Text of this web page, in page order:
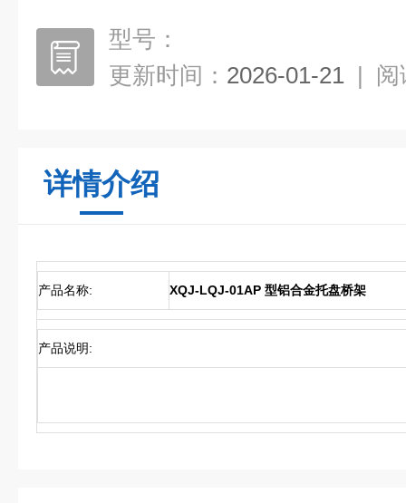
型号：
更新时间： 2026-01-21 | 阅
详情介绍
产品名称: XQJ-LQJ-01AP 型铝合金托盘桥架
产品说明: